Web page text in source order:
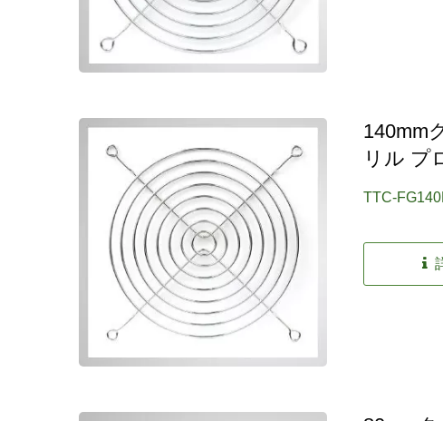
140mm
リル プ
TTC-